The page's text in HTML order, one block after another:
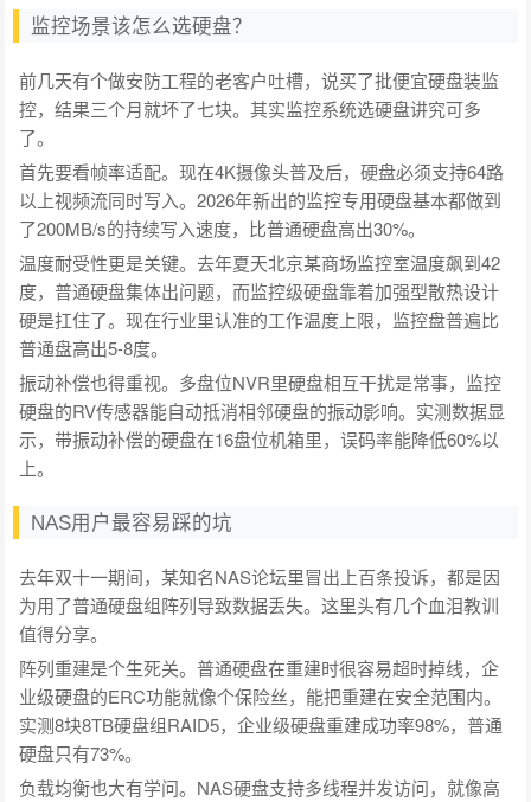
监控场景该怎么选硬盘？
前几天有个做安防工程的老客户吐槽，说买了批便宜硬盘装监
控，结果三个月就坏了七块。其实监控系统选硬盘讲究可多
了。
首先要看帧率适配。现在4K摄像头普及后，硬盘必须支持64路
以上视频流同时写入。2026年新出的监控专用硬盘基本都做到
了200MB/s的持续写入速度，比普通硬盘高出30%。
温度耐受性更是关键。去年夏天北京某商场监控室温度飙到42
度，普通硬盘集体出问题，而监控级硬盘靠着加强型散热设计
硬是扛住了。现在行业里认准的工作温度上限，监控盘普遍比
普通盘高出5-8度。
振动补偿也得重视。多盘位NVR里硬盘相互干扰是常事，监控
硬盘的RV传感器能自动抵消相邻硬盘的振动影响。实测数据显
示，带振动补偿的硬盘在16盘位机箱里，误码率能降低60%以
上。
NAS用户最容易踩的坑
去年双十一期间，某知名NAS论坛里冒出上百条投诉，都是因
为用了普通硬盘组阵列导致数据丢失。这里头有几个血泪教训
值得分享。
阵列重建是个生死关。普通硬盘在重建时很容易超时掉线，企
业级硬盘的ERC功能就像个保险丝，能把重建在安全范围内。
实测8块8TB硬盘组RAID5，企业级硬盘重建成功率98%，普通
硬盘只有73%。
负载均衡也大有学问。NAS硬盘支持多线程并发访问，就像高